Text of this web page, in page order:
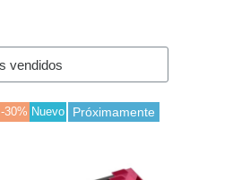
-30% Nuevo Próximamente